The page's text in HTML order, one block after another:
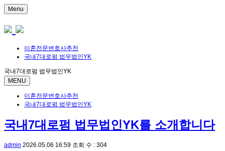
Menu
이혼전문변호사추천
국내7대로펌 법무법인YK
국내7대로펌 법무법인YK
MENU
이혼전문변호사추천
국내7대로펌 법무법인YK
국내7대로펌 법무법인YK를 소개합니다
admin 2026.05.06 16:59 조회 수 : 304